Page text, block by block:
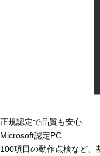
正規認定で品質も安心
Microsoft認定PC
100項目の動作点検など、